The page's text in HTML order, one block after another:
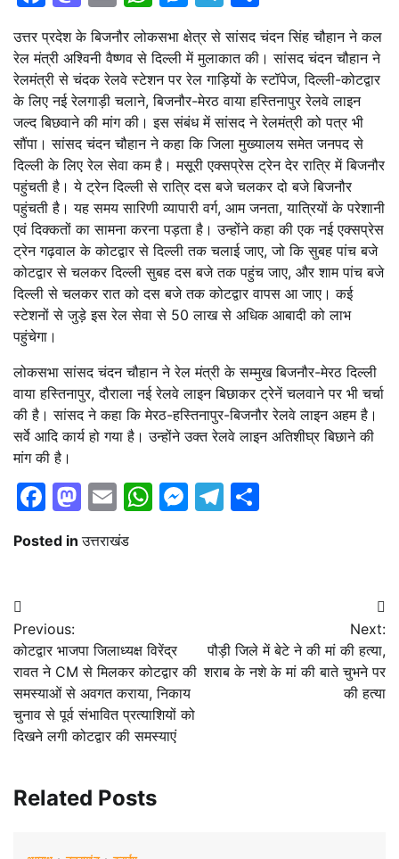
उत्तर प्रदेश के बिजनौर लोकसभा क्षेत्र से सांसद चंदन सिंह चौहान ने कल
रेल मंत्री अश्विनी वैष्णव से दिल्ली में मुलाकात की। सांसद चंदन चौहान ने
रेलमंत्री से चंदक रेलवे स्टेशन पर रेल गाड़ियों के स्टॉपेज, दिल्ली-कोटद्वार
के लिए नई रेलगाड़ी चलाने, बिजनौर-मेरठ वाया हस्तिनापुर रेलवे लाइन
जल्द बिछवाने की मांग की। इस संबंध में सांसद ने रेलमंत्री को पत्र भी
सौंपा। सांसद चंदन चौहान ने कहा कि जिला मुख्यालय समेत जनपद से
दिल्ली के लिए रेल सेवा कम है। मसूरी एक्सप्रेस ट्रेन देर रात्रि में बिजनौर
पहुंचती है। ये ट्रेन दिल्ली से रात्रि दस बजे चलकर दो बजे बिजनौर
पहुंचती है। यह समय सारिणी व्यापारी वर्ग, आम जनता, यात्रियों के परेशानी
एवं दिक्कतों का सामना करना पड़ता है। उन्होंने कहा की एक नई एक्सप्रेस
ट्रेन गढ़वाल के कोटद्वार से दिल्ली तक चलाई जाए, जो कि सुबह पांच बजे
कोटद्वार से चलकर दिल्ली सुबह दस बजे तक पहुंच जाए, और शाम पांच बजे
दिल्ली से चलकर रात को दस बजे तक कोटद्वार वापस आ जाए। कई
स्टेशनों से जुड़े इस रेल सेवा से 50 लाख से अधिक आबादी को लाभ
पहुंचेगा।
लोकसभा सांसद चंदन चौहान ने रेल मंत्री के सम्मुख बिजनौर-मेरठ दिल्ली
वाया हस्तिनापुर, दौराला नई रेलवे लाइन बिछाकर ट्रेनें चलवाने पर भी चर्चा
की है। सांसद ने कहा कि मेरठ-हस्तिनापुर-बिजनौर रेलवे लाइन अहम है।
सर्वे आदि कार्य हो गया है। उन्होंने उक्त रेलवे लाइन अतिशीघ्र बिछाने की
मांग की है।
Facebook
Mastodon
EmailWhatsApp
Messenger
Telegram
Posted inउत्तराखंड
Post
navigation
Previous:
कोटद्वार भाजपा जिलाध्यक्ष विरेंद्र
रावत ने CM से मिलकर कोटद्वार की
समस्याओं से अवगत कराया, निकाय
चुनाव से पूर्व संभावित प्रत्याशियों को
दिखने लगी कोटद्वार की समस्याएं
Next:
पौड़ी जिले में बेटे ने की मां की हत्या,
शराब के नशे के मां की बाते चुभने पर
की हत्या
Related Posts